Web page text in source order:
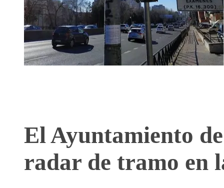
El Ayuntamiento
radar de tramo en